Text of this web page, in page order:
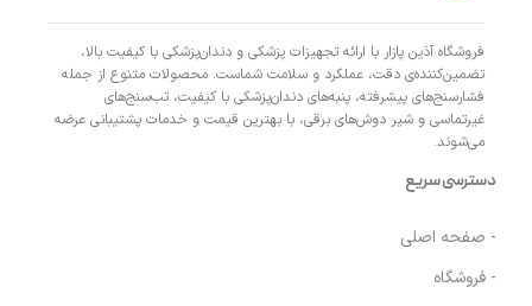
فروشگاه آذین پازار با ارائه تجهیزات پزشکی و دندان‌پزشکی با کیفیت بالا،
تضمین‌کننده‌ی دقت، عملکرد و سلامت شماست. محصولات متنوع از جمله
فشارسنج‌های پیشرفته، پنبه‌های دندان‌پزشکی با کیفیت، تب‌سنج‌های
غیرتماسی و شیر دوش‌های برقی، با بهترین قیمت و خدمات پشتیبانی عرضه
می‌شوند.
دسترسی سریع
- صفحه اصلی
- فروشگاه